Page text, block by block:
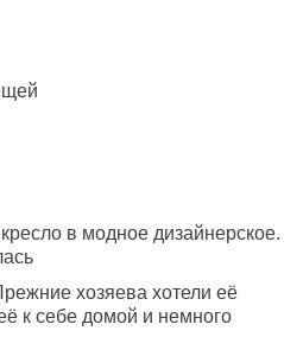
в модное дизайнерское.
хозяева хотели её
к себе домой и немного